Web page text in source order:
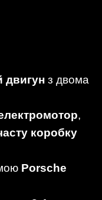
двигун з двома
,
коробку
Porsche